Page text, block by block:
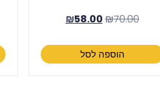
₪70.00
₪58.00
הוספה לסל